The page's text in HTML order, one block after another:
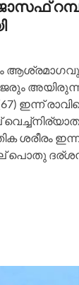
ഇന്ന്
ശരീരം
പൊതു